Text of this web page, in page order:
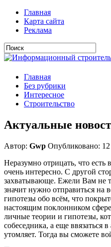
Главная
Карта сайта
Реклама
Главная
Без рубрики
Интересное
Строительство
Актуальные
Автор: Gwp Опубликовано:
Неразумно отрицать, что
очень интересно. С другой
захватывающе. Ежели Вам не
значит нужно отправиться на
гипотезы обо всём, что
настоящим поклонником
личные теории и гипотезы,
собеседника, а еще ввязаться
утомляет. Тогда вы сможете